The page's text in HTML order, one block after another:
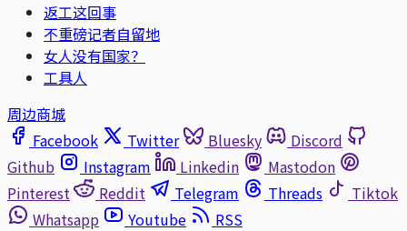
返工这回事
不重磅记者自留地
女人没有国家？
工具人
周边商城
Facebook
Twitter Bluesky
Discord
Github
Instagram Linkedin
Mastodon
Pinterest
Reddit Telegram Threads
Tiktok
Whatsapp
Youtube
RSS